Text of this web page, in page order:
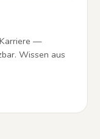
—
Wissen aus